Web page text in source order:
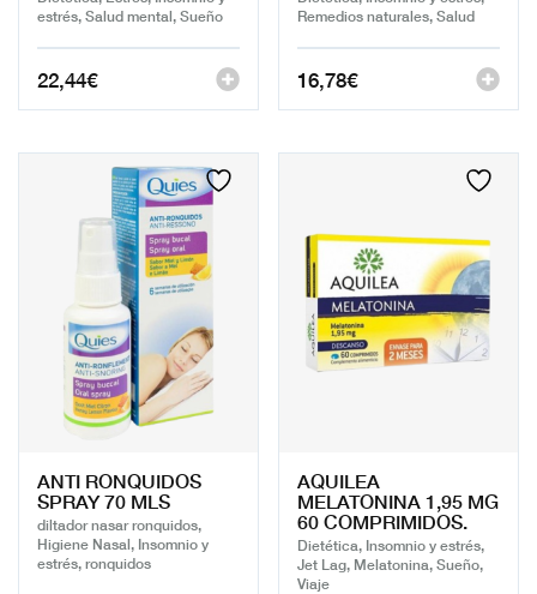
estrés, Salud mental, Sueño
22,44€
Remedios naturales, Salud
16,78€
ANTI RONQUIDOS
SPRAY 70 MLS
diltador nasar ronquidos,
Higiene Nasal, Insomnio y
estrés, ronquidos
AQUILEA
MELATONINA 1,95 MG
60 COMPRIMIDOS.
Dietética, Insomnio y estrés,
Jet Lag, Melatonina, Sueño,
Viaje